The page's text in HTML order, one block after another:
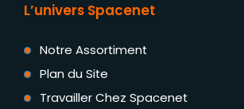
L’univers Spacenet
Notre Assortiment
Plan du Site
Travailler Chez Spacenet